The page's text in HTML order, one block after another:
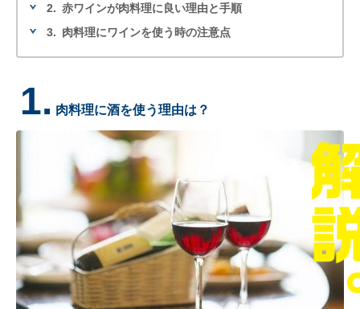
2. 赤ワインが肉料理に良い理由と手順
3. 肉料理にワインを使う時の注意点
1. 肉料理に酒を使う理由は？